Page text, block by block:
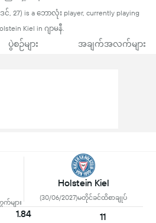
, 27) is a ဘောလုံး player, currently playing
Kiel in ဂျာမနီ.
ပွဲစဉ်များ အချက်အလက်များ
များ
Holstein Kiel
(30/06/2027)မတိုင်ခင်ထိစာချုပ်
1.84 11